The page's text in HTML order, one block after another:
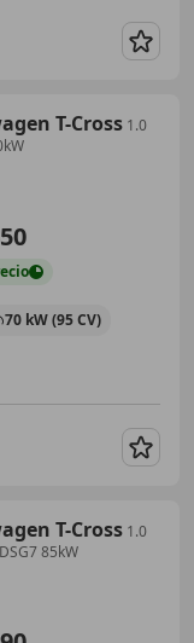
T-Cross 1.0
70 kW (95 CV)
T-Cross 1.0
85kW